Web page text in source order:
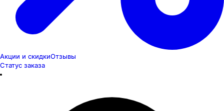
Акции и скидкиОтзывы
Статус заказа